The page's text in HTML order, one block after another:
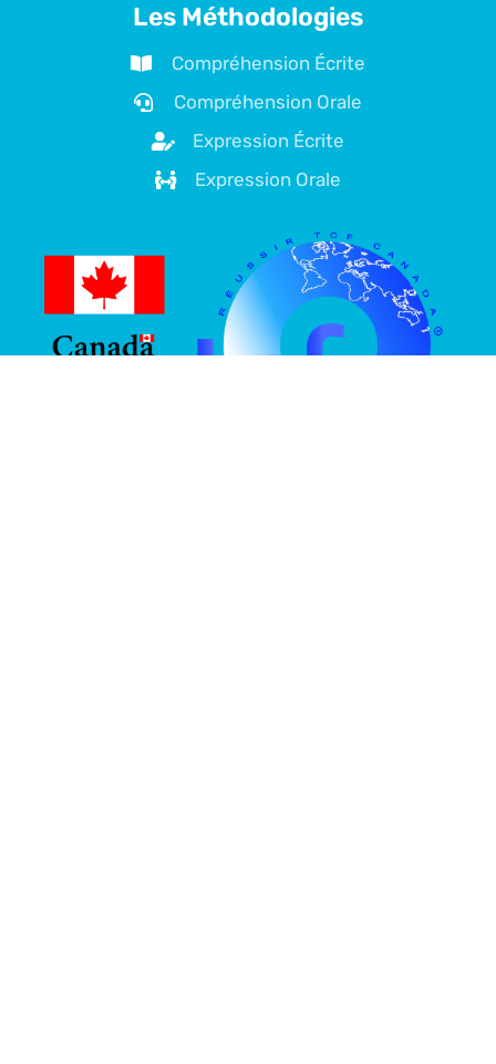
Les Méthodologies
Compréhension Écrite
Compréhension Orale
Expression Écrite
Expression Orale